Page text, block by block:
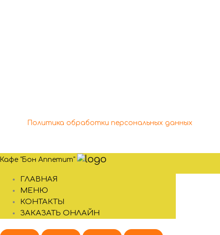
Политика обработки персональных данных
Кафе "Бон Аппетит"
ГЛАВНАЯ
МЕНЮ
КОНТАКТЫ
ЗАКАЗАТЬ ОНЛАЙН